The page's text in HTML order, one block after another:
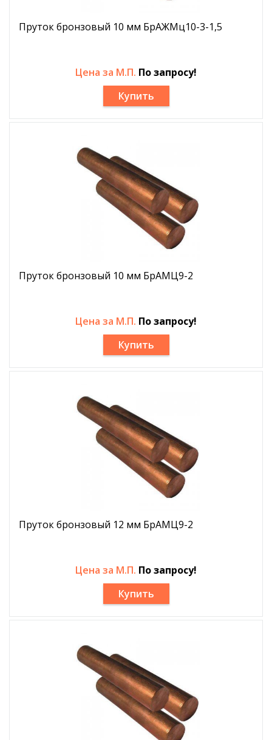
Пруток бронзовый 10 мм БрАЖМц10-3-1,5
Цена за М.П. По запросу!
Купить
Пруток бронзовый 10 мм БрАМЦ9-2
Цена за М.П. По запросу!
Купить
Пруток бронзовый 12 мм БрАМЦ9-2
Цена за М.П. По запросу!
Купить